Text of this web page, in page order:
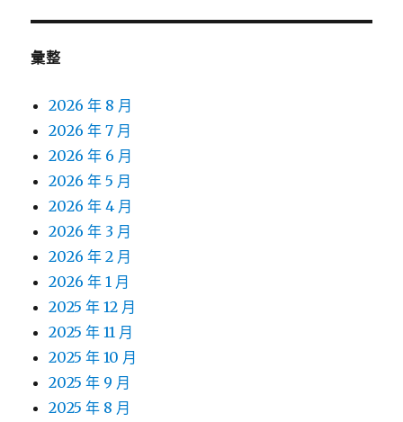
彙整
2026 年 8 月
2026 年 7 月
2026 年 6 月
2026 年 5 月
2026 年 4 月
2026 年 3 月
2026 年 2 月
2026 年 1 月
2025 年 12 月
2025 年 11 月
2025 年 10 月
2025 年 9 月
2025 年 8 月